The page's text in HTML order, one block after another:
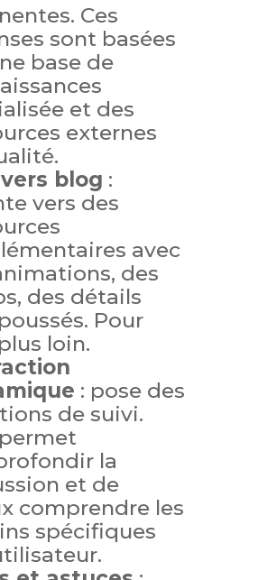
Ces
sont basées
base de
et des
externes
blog :
vers des
avec
des
des détails
Pour
loin.
: pose des
de suivi.
la
et de
comprendre les
spécifiques